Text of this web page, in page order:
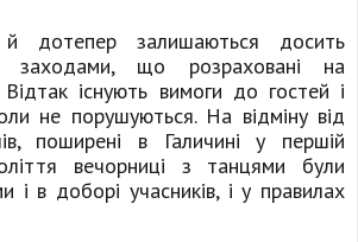
дотепер залишаються досить
заходами, що розраховані на
Відтак існують вимоги до гостей і
не порушуються. На відміну від
поширені в Галичині у першій
вечорниці з танцями були
і в доборі учасників, і у правилах